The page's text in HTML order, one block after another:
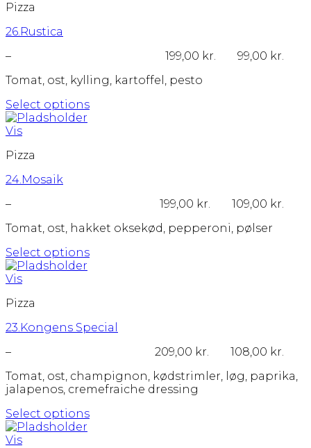
flere
Mulighederne
vælges
på
varesiden
Pizza
26.Rustica
99,00 kr.
– 199,00 kr.
Prisinterval:
til
Tomat, ost, kylling, kartoffel, pesto
Select options
Dette
vare
flere
Mulighederne
vælges
på
varesiden
Vis
Pizza
24.Mosaik
109,00 kr.
– 199,00 kr.
Prisinterval:
til
Tomat, ost, hakket oksekød, pepperoni, pølser
Select options
Dette
vare
flere
Mulighederne
vælges
på
varesiden
Vis
Pizza
23.Kongens Special
108,00 kr.
– 209,00 kr.
Prisinterval:
til
209,00 kr.
Tomat, ost, champignon, kødstrimler, løg, paprika,
jalapenos, cremefraiche dressing
Select options
Dette
vare
Vis